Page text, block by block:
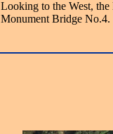
Looking to the West,
Monument Bridge No.4.